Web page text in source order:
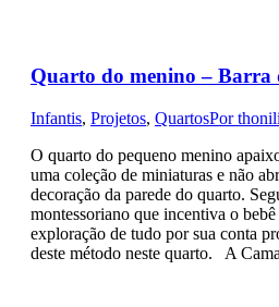
Quarto do menino – Barra
Infantis, Projetos, QuartosPor
O quarto do pequeno menino
uma coleção de miniaturas e não
decoração da parede do quarto.
montessoriano que incentiva o bebê
exploração de tudo por sua conta
deste método neste quarto. A